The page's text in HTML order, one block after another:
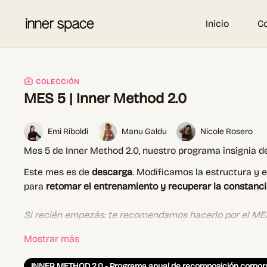
Inicio
COLECCIÓN
MES 5 | Inner Method 2.0
Emi Riboldi Manu Galdu Nicole Rosero
Mes 5 de Inner Method 2.0, nuestro programa insignia
Este mes es dedescarga. Modificamos la estructura y
para retomar el entrenamiento y recuperar la
Si recién empezás: te recomendamos hacerlo por el
🗓 SPLIT DE ENTRENAMIENTO - organización
Día 1 – Full body 1